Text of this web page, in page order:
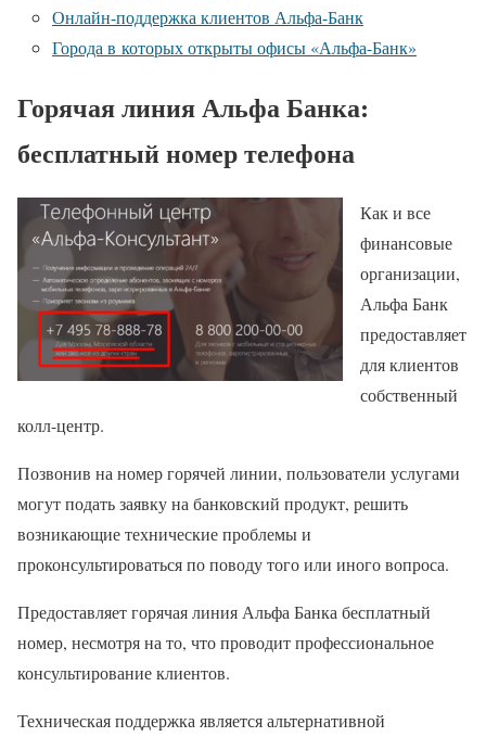
Онлайн-поддержка клиентов Альфа-Банк
Города в которых открыты офисы «Альфа-Банк»
Горячая линия Альфа Банка:
бесплатный номер телефона
Как и все
финансовые
организации,
Альфа Банк
предоставляет
для клиентов
собственный
колл-центр.
Позвонив на номер горячей линии, пользователи услугами
могут подать заявку на банковский продукт, решить
возникающие технические проблемы и
проконсультироваться по поводу того или иного вопроса.
Предоставляет горячая линия Альфа Банка бесплатный
номер, несмотря на то, что проводит профессиональное
консультирование клиентов.
Техническая поддержка является альтернативной